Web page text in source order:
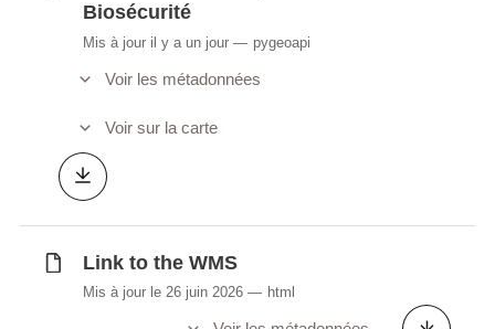
Biosécurité
Mis à jour il y a un jour pygeoapi
Voir les métadonnées
Voir sur la carte
Link to the WMS
Mis à jour le 26 juin 2026 html